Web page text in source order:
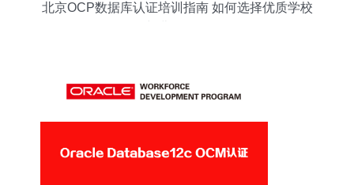
北京OCP数据库认证培训指南 如何选择优质学校